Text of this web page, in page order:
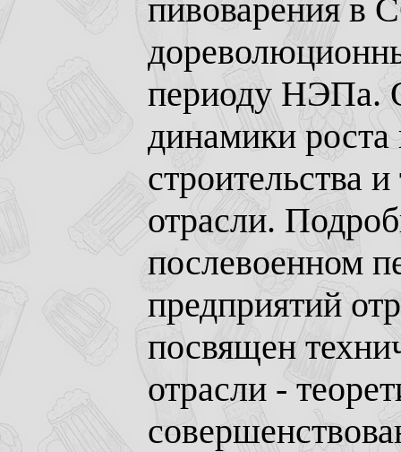
пивоварения в
периоду НЭПа.
динамики роста
строительства
отрасли.
послевоенном
предприятий
посвящен
отрасли -